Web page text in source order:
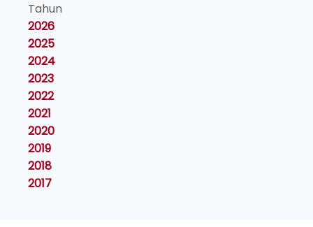
Tahun
2026
2025
2024
2023
2022
2021
2020
2019
2018
2017